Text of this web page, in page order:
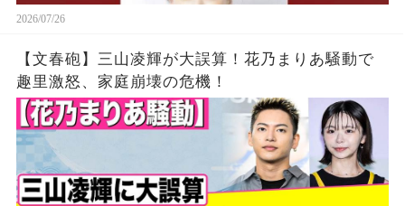
2026/07/26
【文春砲】三山凌輝が大誤算！花乃まりあ騒動で
趣里激怒、家庭崩壊の危機！